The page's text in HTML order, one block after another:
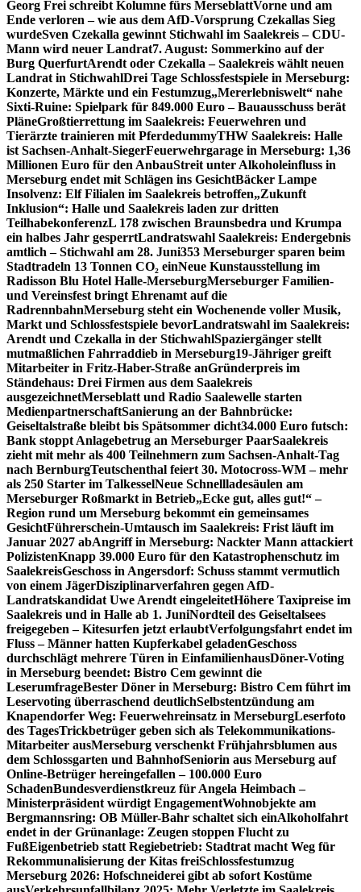
Georg Frei schreibt Kolumne fürs MerseblattVorne und am
Ende verloren – wie aus dem AfD-Vorsprung Czekallas Sieg
wurdeSven Czekalla gewinnt Stichwahl im Saalekreis – CDU-
Mann wird neuer Landrat7. August: Sommerkino auf der
Burg QuerfurtArendt oder Czekalla – Saalekreis wählt neuen
Landrat in StichwahlDrei Tage Schlossfestspiele in Merseburg:
Konzerte, Märkte und ein Festumzug„Mererlebniswelt“ nahe
Sixti-Ruine: Spielpark für 849.000 Euro – Bauausschuss berät
PläneGroßtierrettung im Saalekreis: Feuerwehren und
Tierärzte trainieren mit PferdedummyTHW Saalekreis: Halle
ist Sachsen-Anhalt-SiegerFeuerwehrgarage in Merseburg: 1,36
Millionen Euro für den AnbauStreit unter Alkoholeinfluss in
Merseburg endet mit Schlägen ins GesichtBäcker Lampe
Insolvenz: Elf Filialen im Saalekreis betroffen„Zukunft
Inklusion“: Halle und Saalekreis laden zur dritten
TeilhabekonferenzL 178 zwischen Braunsbedra und Krumpa
ein halbes Jahr gesperrtLandratswahl Saalekreis: Endergebnis
amtlich – Stichwahl am 28. Juni353 Merseburger sparen beim
Stadtradeln 13 Tonnen CO₂ einNeue Kunstausstellung im
Radisson Blu Hotel Halle-MerseburgMerseburger Familien-
und Vereinsfest bringt Ehrenamt auf die
RadrennbahnMerseburg steht ein Wochenende voller Musik,
Markt und Schlossfestspiele bevorLandratswahl im Saalekreis:
Arendt und Czekalla in der StichwahlSpaziergänger stellt
mutmaßlichen Fahrraddieb in Merseburg19-Jähriger greift
Mitarbeiter in Fritz-Haber-Straße anGründerpreis im
Ständehaus: Drei Firmen aus dem Saalekreis
ausgezeichnetMerseblatt und Radio Saalewelle starten
MedienpartnerschaftSanierung an der Bahnbrücke:
Geiseltalstraße bleibt bis Spätsommer dicht34.000 Euro futsch:
Bank stoppt Anlagebetrug an Merseburger PaarSaalekreis
zieht mit mehr als 400 Teilnehmern zum Sachsen-Anhalt-Tag
nach BernburgTeutschenthal feiert 30. Motocross-WM – mehr
als 250 Starter im TalkesselNeue Schnellladesäulen am
Merseburger Roßmarkt in Betrieb„Ecke gut, alles gut!“ –
Region rund um Merseburg bekommt ein gemeinsames
GesichtFührerschein-Umtausch im Saalekreis: Frist läuft im
Januar 2027 abAngriff in Merseburg: Nackter Mann attackiert
PolizistenKnapp 39.000 Euro für den Katastrophenschutz im
SaalekreisGeschoss in Angersdorf: Schuss stammt vermutlich
von einem JägerDisziplinarverfahren gegen AfD-
Landratskandidat Uwe Arendt eingeleitetHöhere Taxipreise im
Saalekreis und in Halle ab 1. JuniNordteil des Geiseltalsees
freigegeben – Kitesurfen jetzt erlaubtVerfolgungsfahrt endet im
Fluss – Männer hatten Kupferkabel geladenGeschoss
durchschlägt mehrere Türen in EinfamilienhausDöner-Voting
in Merseburg beendet: Bistro Cem gewinnt die
LeserumfrageBester Döner in Merseburg: Bistro Cem führt im
Leservoting überraschend deutlichSelbstentzündung am
Knapendorfer Weg: Feuerwehreinsatz in MerseburgLeserfoto
des TagesTrickbetrüger geben sich als Telekommunikations-
Mitarbeiter ausMerseburg verschenkt Frühjahrsblumen aus
dem Schlossgarten und BahnhofSeniorin aus Merseburg auf
Online-Betrüger hereingefallen – 100.000 Euro
SchadenBundesverdienstkreuz für Angela Heimbach –
Ministerpräsident würdigt EngagementWohnobjekte am
Bergmannsring: OB Müller-Bahr schaltet sich einAlkoholfahrt
endet in der Grünanlage: Zeugen stoppen Flucht zu
FußEigenbetrieb statt Regiebetrieb: Stadtrat macht Weg für
Rekommunalisierung der Kitas freiSchlossfestumzug
Merseburg 2026: Hofschneiderei gibt ab sofort Kostüme